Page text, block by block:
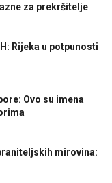
za prekršitelje
Rijeka u potpunosti
Ovo su imena
mirovina: